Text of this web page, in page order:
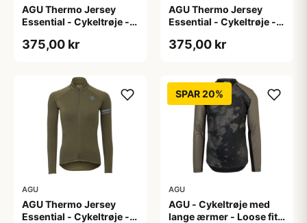
AGU Thermo Jersey
Essential - Cykeltrøje -
S
375,00 kr
AGU Thermo Jersey
Essential - Cykeltrøje -
XL
375,00 kr
AGU
AGU Thermo Jersey
Essential - Cykeltrøje -
SPAR 20%
AGU
AGU - Cykeltrøje med
lange ærmer - Loose fit -